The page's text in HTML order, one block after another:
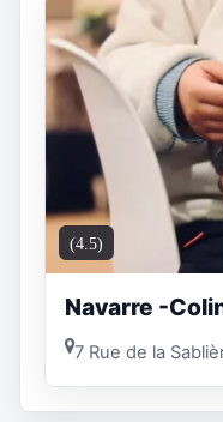
(4.5)
Navarre -
7 Rue de la